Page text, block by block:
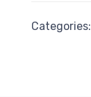
Categories: